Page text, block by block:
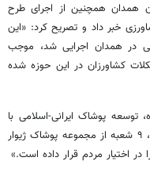
همدان همچنین از اجرای طرح
خبر داد و تصریح کرد: «این
در همدان اجرایی شد، موجب
کشاورزان در این حوزه شده
پوشاک ایرانی-اسلامی با
ژیوار
در اختیار مردم قرار داده است.»